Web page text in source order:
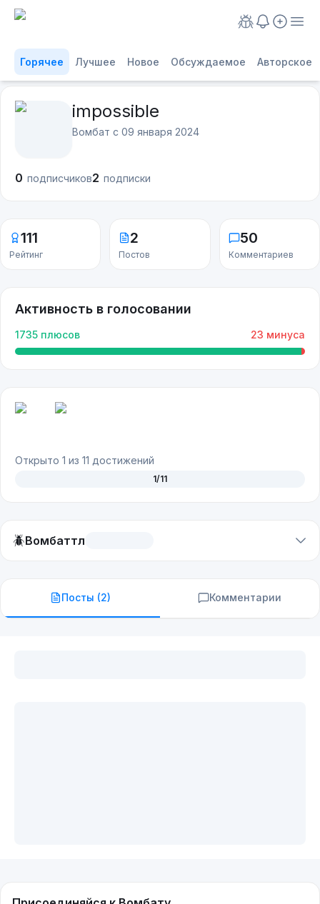
Горячее Лучшее Новое Обсуждаемое Авторское
impossible
Вомбат с 09 января 2024
0 подписчиков2 подписки
111
Рейтинг
2
Постов
50
Комментариев
Активность в голосовании
1735 плюсов 23 минуса
Открыто 1 из 11 достижений
1/11
🪲Вомбаттл
Посты (2) Комментарии